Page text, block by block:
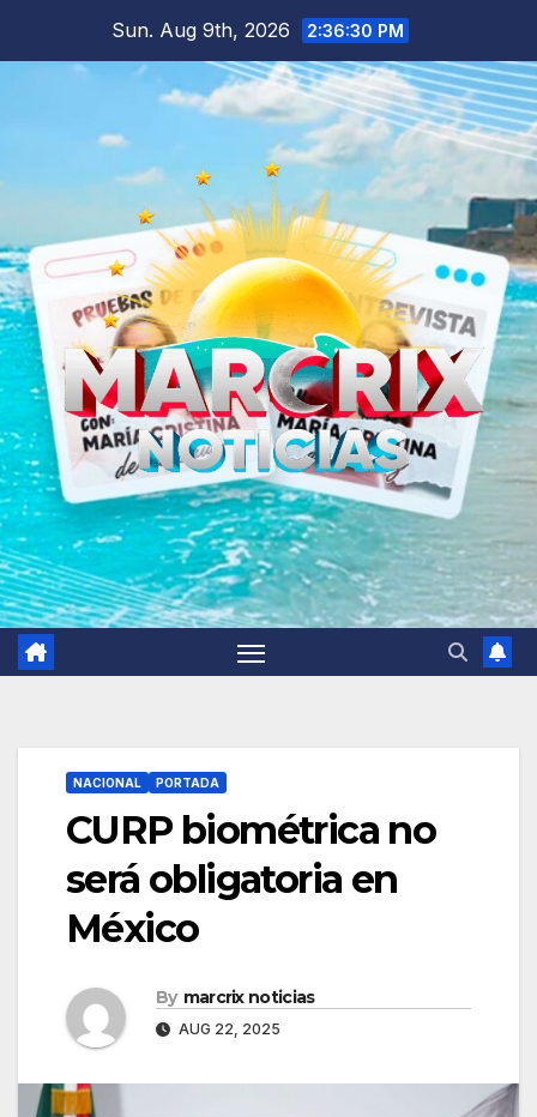
Sun. Aug 9th, 2026 2:36:31 PM
NACIONAL PORTADA
CURP biométrica no
será obligatoria en
México
By marcrix noticias
AUG 22, 2025